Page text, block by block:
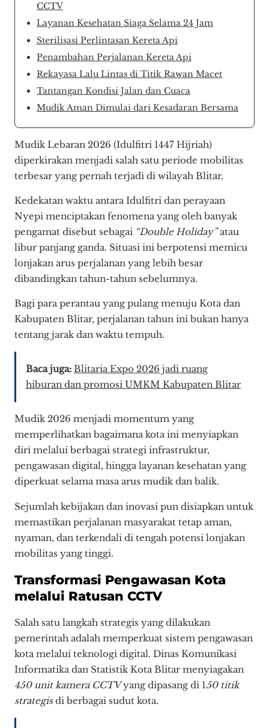
CCTV
Layanan Kesehatan Siaga Selama 24 Jam
Sterilisasi Perlintasan Kereta Api
Penambahan Perjalanan Kereta Api
Rekayasa Lalu Lintas di Titik Rawan Macet
Tantangan Kondisi Jalan dan Cuaca
Mudik Aman Dimulai dari Kesadaran Bersama
Mudik Lebaran 2026 (Idulfitri 1447 Hijriah)
diperkirakan menjadi salah satu periode mobilitas
terbesar yang pernah terjadi di wilayah Blitar.
Kedekatan waktu antara Idulfitri dan perayaan
Nyepi menciptakan fenomena yang oleh banyak
pengamat disebut sebagai “Double Holiday”atau
libur panjang ganda. Situasi ini berpotensi memicu
lonjakan arus perjalanan yang lebih besar
dibandingkan tahun-tahun sebelumnya.
Bagi para perantau yang pulang menuju Kota dan
Kabupaten Blitar, perjalanan tahun ini bukan hanya
tentang jarak dan waktu tempuh.
Baca juga: Blitaria Expo 2026 jadi ruang
hiburan dan promosi UMKM Kabupaten Blitar
Mudik 2026 menjadi momentum yang
memperlihatkan bagaimana kota ini menyiapkan
diri melalui berbagai strategi infrastruktur,
pengawasan digital, hingga layanan kesehatan yang
diperkuat selama masa arus mudik dan balik.
Sejumlah kebijakan dan inovasi pun disiapkan untuk
memastikan perjalanan masyarakat tetap aman,
nyaman, dan terkendali di tengah potensi lonjakan
mobilitas yang tinggi.
Transformasi Pengawasan Kota
melalui Ratusan CCTV
Salah satu langkah strategis yang dilakukan
pemerintah adalah memperkuat sistem pengawasan
kota melalui teknologi digital. Dinas Komunikasi
Informatika dan Statistik Kota Blitar menyiagakan
450 unit kamera CCTVyang dipasang di 150 titik
strategisdi berbagai sudut kota.